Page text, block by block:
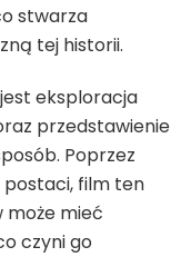
stwarza
tej historii.
eksploracja
przedstawienie
Poprzez
film ten
może mieć
czyni go